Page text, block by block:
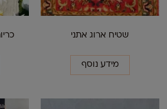
שטיח ארוג אתני
מידע נוסף